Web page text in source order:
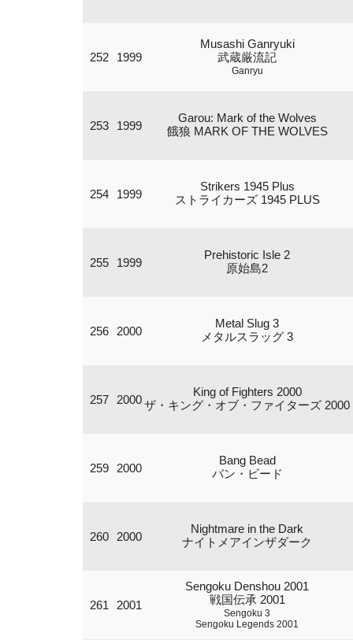
252 1999
Musashi Ganryuki
武蔵厳流記
Ganryu
253 1999
Garou: Mark of the Wolves
餓狼 MARK OF THE WOLVES
254 1999
Strikers 1945 Plus
ストライカーズ 1945 PLUS
255 1999
Prehistoric Isle 2
原始島2
256 2000
Metal Slug 3
メタルスラッグ 3
257 2000
King of Fighters 2000
ザ・キング・オブ・ファイターズ 2000
259 2000
Bang Bead
バン・ビード
260 2000
Nightmare in the Dark
ナイトメアインザダーク
261 2001
Sengoku Denshou 2001
戦国伝承 2001
Sengoku 3
Sengoku Legends 2001